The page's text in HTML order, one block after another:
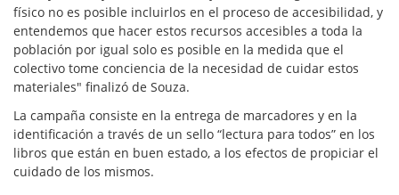
físico no es posible incluirlos en el proceso de accesibilidad, y
entendemos que hacer estos recursos accesibles a toda la
población por igual solo es posible en la medida que el
colectivo tome conciencia de la necesidad de cuidar estos
materiales" finalizó de Souza.
La campaña consiste en la entrega de marcadores y en la
identificación a través de un sello “lectura para todos” en los
libros que están en buen estado, a los efectos de propiciar el
cuidado de los mismos.